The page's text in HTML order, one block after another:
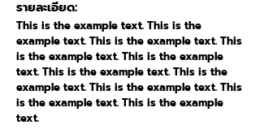
รายละเอียด:
This is the example text. This is the
example text. This is the example text. This
is the example text. This is the example
text. This is the example text. This is the
example text. This is the example text. This
is the example text. This is the example
text.